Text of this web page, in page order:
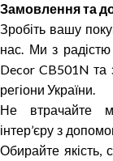
Замовлення та
Зробіть вашу
нас. Ми з
Decor CB501N та
регіони України.
Не втрачайте
інтер’єру з
Обирайте якість,